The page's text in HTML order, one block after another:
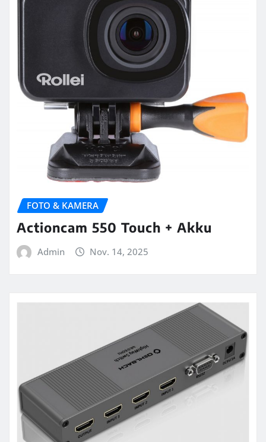
FOTO & KAMERA
Actioncam 550 Touch + Akku
Admin Nov. 14, 2025